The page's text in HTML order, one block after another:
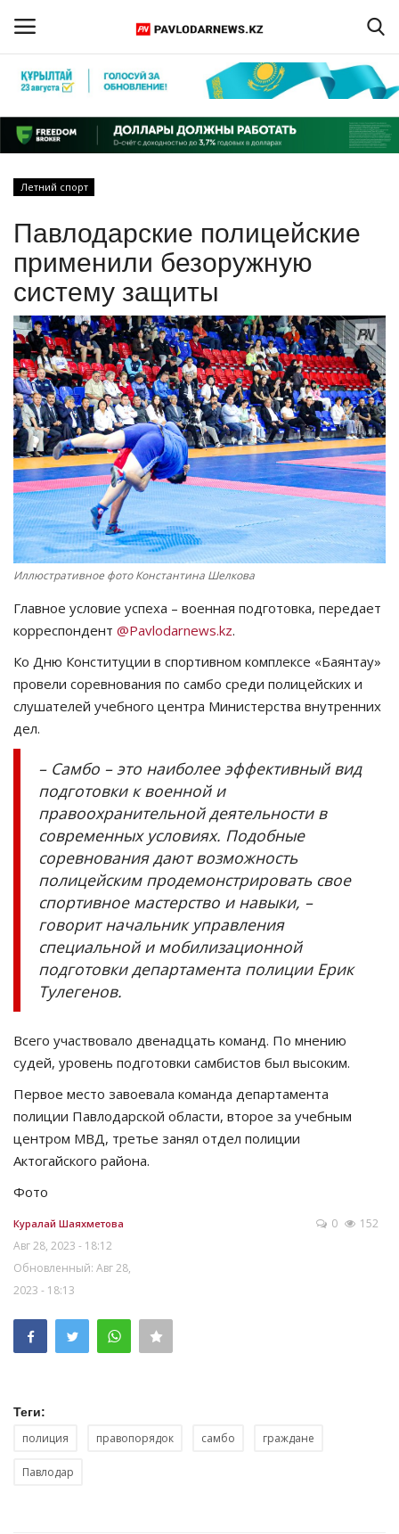
Регистрация
Главная
ПАВЛОДАРСКАЯ ОБЛАСТЬ
КАЗАХСТАН
МИР
СПЕЦПРОЕКТЫ
СПОРТ
Чек-лист
РАЗВЛЕЧЕНИЯ
OFFICIAL
Курултай
Язык
Қазақша Русский
Летний спорт
Павлодарские полицейские
применили безоружную
систему защиты
Иллюстративное фото Константина Шелкова
Главное условие успеха – военная подготовка, передает
корреспондент @Pavlodarnews.kz.
Ко Дню Конституции в спортивном комплексе «Баянтау»
провели соревнования по самбо среди полицейских и
слушателей учебного центра Министерства внутренних
дел.
– Самбо – это наиболее эффективный вид
подготовки к военной и
правоохранительной деятельности в
современных условиях. Подобные
соревнования дают возможность
полицейским продемонстрировать свое
спортивное мастерство и навыки, –
говорит начальник управления
специальной и мобилизационной
подготовки департамента полиции Ерик
Тулегенов.
Всего участвовало двенадцать команд. По мнению
судей, уровень подготовки самбистов был высоким.
Первое место завоевала команда департамента
полиции Павлодарской области, второе за учебным
центром МВД, третье занял отдел полиции
Актогайского района.
Фото
Куралай Шаяхметова
Авг 28, 2023 - 18:12
Обновленный: Авг 28,
2023 - 18:13
0 152
Теги:
полиция правопорядок самбо граждане
Павлодар